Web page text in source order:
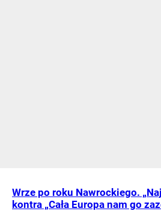
Wrze po roku Nawrockiego.
kontra „Cała Europa nam go